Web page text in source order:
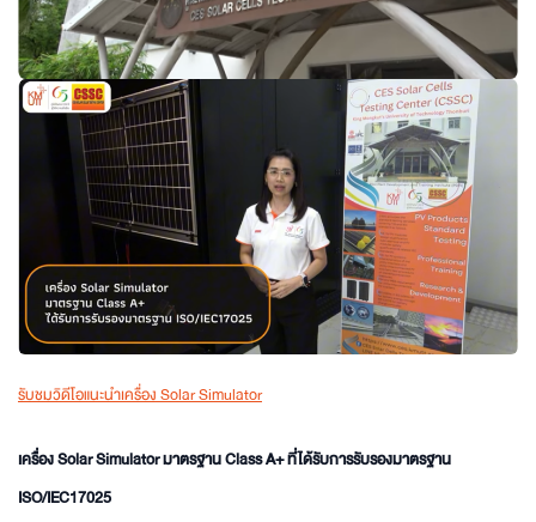
รับชมวิดีโอแนะนำเครื่อง Solar Simulator
เครื่อง Solar Simulator มาตรฐาน Class A+ ที่ได้รับการรับรองมาตรฐาน
ISO/IEC17025